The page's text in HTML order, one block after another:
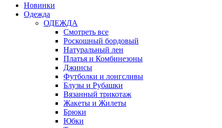
Новинки
Одежда
ОДЕЖДА
Смотреть все
Роскошный бордовый
Натуральный лен
Платья и Комбинезоны
Джинсы
Футболки и лонгсливы
Блузы и Рубашки
Вязанный трикотаж
Жакеты и Жилеты
Брюки
Юбки